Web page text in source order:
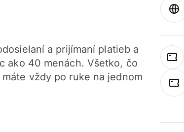
a prijímaní platieb a
ako 40 menách. Všetko, čo
vždy po ruke na jednom